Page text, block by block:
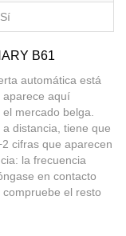
Sí
B61
automática está
aparece aquí
mercado belga.
distancia, tiene que
cifras que aparecen
la frecuencia
en contacto
el resto